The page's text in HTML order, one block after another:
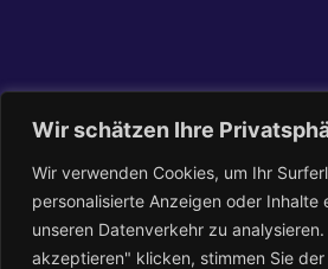
Wir schätzen Ihre
Wir verwenden Cookies, um Ihr
personalisierte Anzeigen oder Inhalte
unseren Datenverkehr zu analysieren.
akzeptieren" klicken, stimmen Sie